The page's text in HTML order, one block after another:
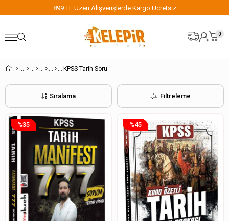
899 TL Üzeri Alışverişlerde Kargo Ücretsiz
0
KPSS Tarih Soru
Filtreleme
Sıralama
%35 %45